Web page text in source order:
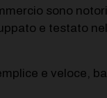
sono
e testato
e veloce,